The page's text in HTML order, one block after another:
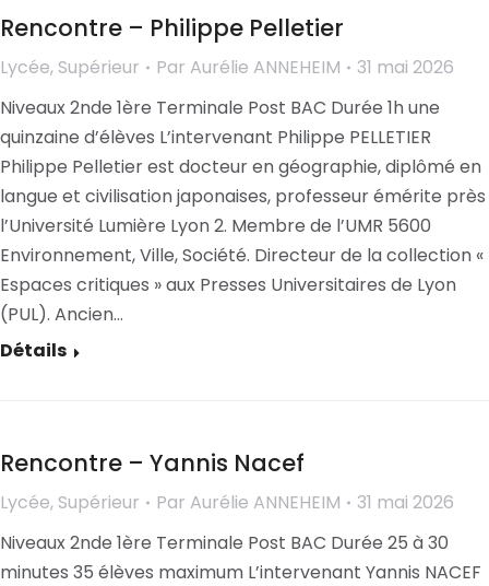
Rencontre – Philippe Pelletier
Lycée, Supérieur Par Aurélie ANNEHEIM
31 mai 2026
Niveaux 2nde 1ère Terminale Post BAC Durée 1h une
quinzaine d’élèves L’intervenant Philippe PELLETIER
Philippe Pelletier est docteur en géographie, diplômé en
langue et civilisation japonaises, professeur émérite près
l’Université Lumière Lyon 2. Membre de l’UMR 5600
Environnement, Ville, Société. Directeur de la collection «
Espaces critiques » aux Presses Universitaires de Lyon
(PUL). Ancien…
Détails
Rencontre – Yannis Nacef
Lycée, Supérieur Par Aurélie ANNEHEIM
31 mai 2026
Niveaux 2nde 1ère Terminale Post BAC Durée 25 à 30
minutes 35 élèves maximum L’intervenant Yannis NACEF